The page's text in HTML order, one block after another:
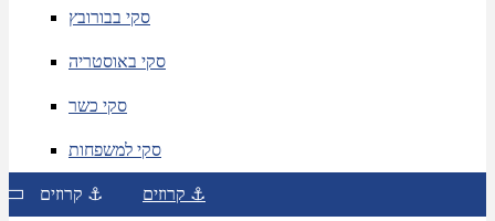
סקי בבורובץ
סקי באוסטריה
סקי כשר
סקי למשפחות
קרוזים ⚓ קרוזים ⚓